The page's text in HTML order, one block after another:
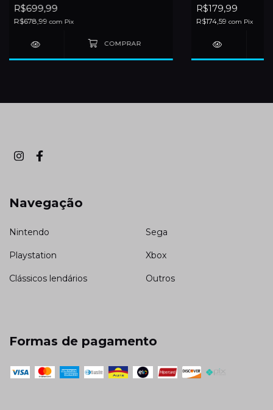
R$699,99
R$678,99com Pix
R$179,99
R$174,59 com Pix
Navegação
Nintendo Sega
Playstation Xbox
Clássicos lendários Outros
Formas de pagamento